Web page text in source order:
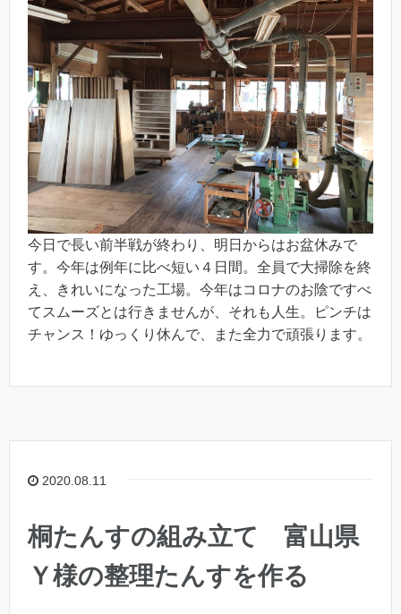
今日で長い前半戦が終わり、明日からはお盆休みで
す。今年は例年に比べ短い４日間。全員で大掃除を終
え、きれいになった工場。今年はコロナのお陰ですべ
てスムーズとは行きませんが、それも人生。ピンチは
チャンス！ゆっくり休んで、また全力で頑張ります。
2020.08.11
桐たんすの組み立て 富山県
Ｙ様の整理たんすを作る